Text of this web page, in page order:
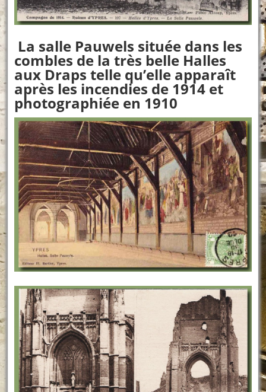
La salle Pauwels située dans les
combles de la très belle Halles
aux Draps telle qu’elle apparaît
après les incendies de 1914 et
photographiée en 1910